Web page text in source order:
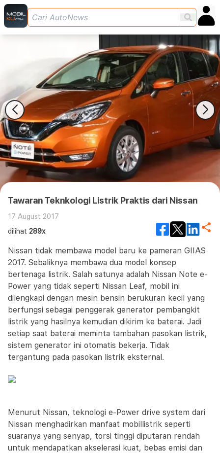
Tawaran Teknkologi Listrik Praktis dari Nissan
17 August 2017
dilihat 289x
Nissan tidak membawa model baru ke pameran GIIAS
2017. Sebaliknya membawa dua model konsep
bertenaga listrik. Salah satunya adalah Nissan Note e-
Power yang tidak seperti Nissan Leaf, mobil ini
dilengkapi dengan mesin bensin berukuran kecil yang
berfungsi sebagai penggerak generator pembangkit
listrik yang hasilnya kemudian dikirim ke baterai. Jadi
setiap saat baterai meminta tambahan pasokan listrik,
sistem generator ini otomatis bekerja. Tidak
tergantung pada pasokan listrik eksternal.
Menurut Nissan, teknologi e-Power drive system dari
Nissan menghadirkan manfaat mobillistrik seperti
suaranya yang senyap, torsi tinggi diputaran rendah
untuk mendapatkan akselerasi kuat, bebas emisi dan